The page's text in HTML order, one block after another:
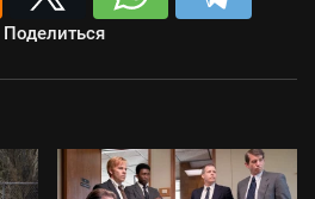
Поделиться